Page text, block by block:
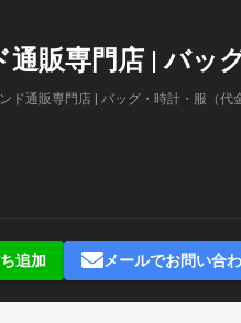
販専門店 | バッ
ド通販専門店 | バッグ・時計・服（代
追加 メールでお問い合